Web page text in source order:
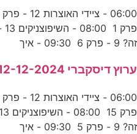
זה? 9 - פרק 6 09:30 - איך
ערוץ דיסקברי 12-12-2024
זה? 9 - פרק 5 09:30 - איך